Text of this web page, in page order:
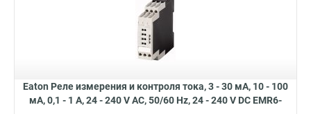
Eaton Реле измерения и контроля тока, 3 - 30 мА, 10 - 100
мА, 0,1 - 1 A, 24 - 240 V AC, 50/60 Hz, 24 - 240 V DC EMR6-